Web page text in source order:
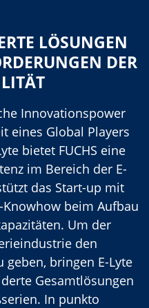
LÖSUNGEN
DER
Innovationspower
eines Global Players
bietet FUCHS eine
im Bereich der E-
das Start-up mit
beim Aufbau
Um der
den
bringen E-Lyte
Gesamtlösungen
In punkto